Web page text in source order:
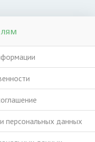
персональных данных